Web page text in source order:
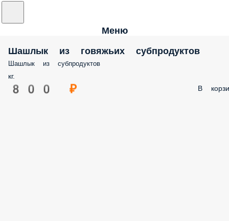
Меню
Шашлык из говяжьих субпродуктов
Шашлык из субпродуктов
кг.
800 ₽ В